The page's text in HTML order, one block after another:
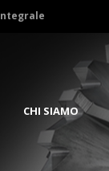
CHI SIAMO